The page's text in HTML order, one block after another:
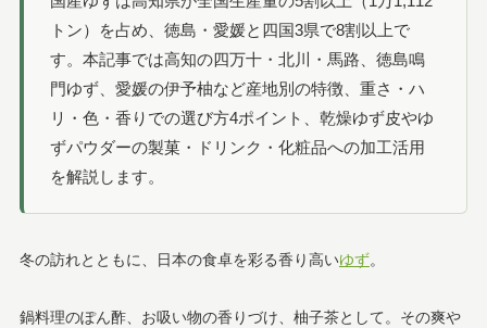
トン）を占め、徳島・愛媛と四国3県で8割以上で
す。本記事では高知の四万十・北川・馬路、徳島鳴
門ゆず、愛媛の伊予柚など産地別の特徴、重さ・ハ
リ・色・香りでの選び方4ポイント、乾燥ゆず皮やゆ
ずパウダーの製菓・ドリンク・化粧品への加工活用
を解説します。
冬の訪れとともに、日本の食卓を彩る香り高いゆず。
鍋料理のぽん酢、お吸い物の香りづけ、柚子茶として。その爽や